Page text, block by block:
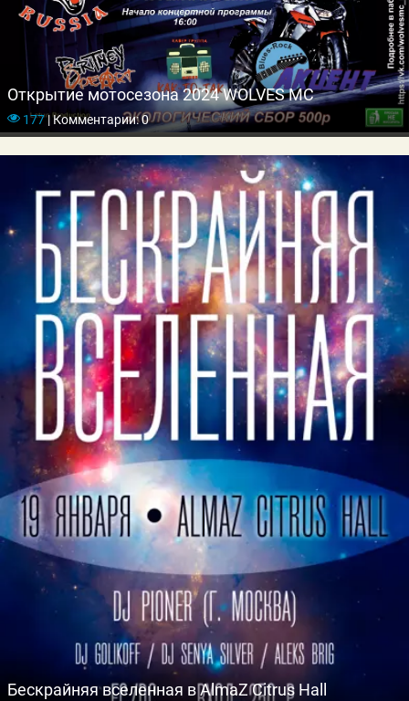
Открытие мотосезона 2024 WOLVES MC
177|Комментарии: 0
Бескрайняя вселенная в AlmaZ Citrus Hall